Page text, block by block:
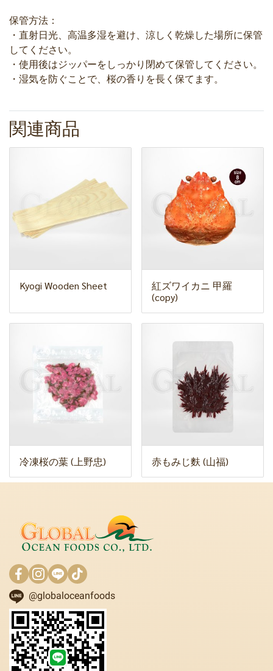
保管方法：
・直射日光、高温多湿を避け、涼しく乾燥した場所に保管
してください。
・使用後はジッパーをしっかり閉めて保管してください。
・湿気を防ぐことで、桜の香りを長く保てます。
関連商品
Kyogi Wooden Sheet
紅ズワイカニ 甲羅
(copy)
冷凍桜の葉 (上野忠) 赤もみじ麩 (山福)
@globaloceanfoods